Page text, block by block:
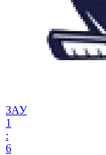
ЗАУ
1
:
6